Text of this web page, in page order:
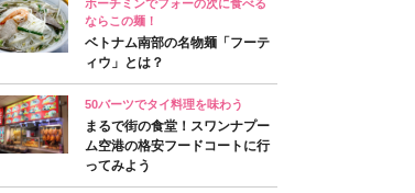
ホーチミンでフォーの次に食べる
ならこの麺！
ベトナム南部の名物麺「フーテ
ィウ」とは？
50バーツでタイ料理を味わう
まるで街の食堂！スワンナプー
ム空港の格安フードコートに行
ってみよう